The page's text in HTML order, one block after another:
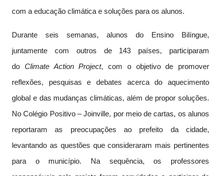
com a educação climática e soluções para os alunos.
Durante seis semanas, alunos do Ensino Bilíngue,
juntamente com outros de 143 países, participaram
do Climate Action Project, com o objetivo de promover
reflexões, pesquisas e debates acerca do aquecimento
global e das mudanças climáticas, além de propor soluções.
No Colégio Positivo – Joinville, por meio de cartas, os alunos
reportaram as preocupações ao prefeito da cidade,
levantando as questões que consideraram mais pertinentes
para o município. Na sequência, os professores